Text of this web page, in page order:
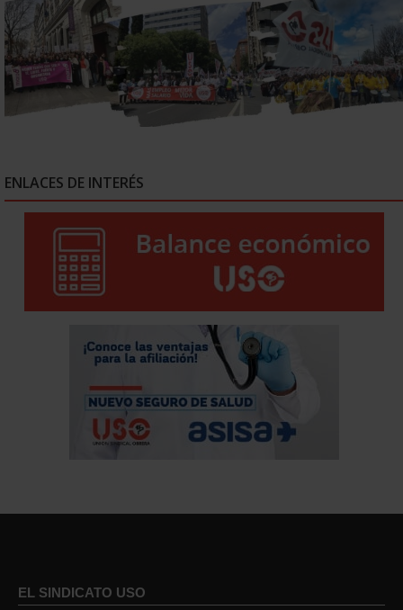
ENLACES DE INTERÉS
EL SINDICATO USO